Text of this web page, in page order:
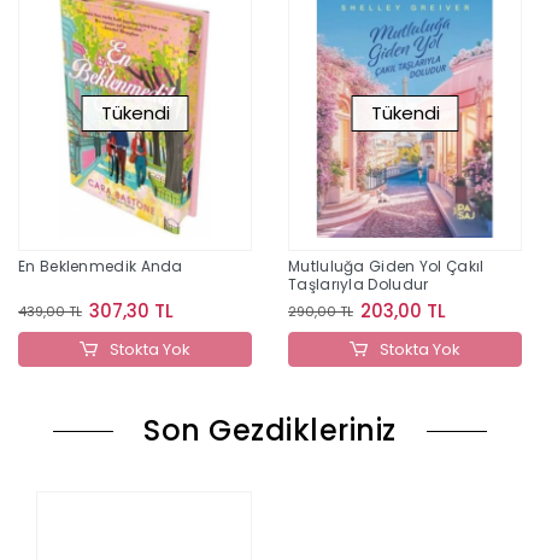
Tükendi
En Beklenmedik Anda
439,00 TL 307,30 TL
Stokta Yok
Tükendi
Mutluluğa Giden Yol Çakıl
Taşlarıyla Doludur
290,00 TL 203,00 TL
Stokta Yok
Son Gezdikleriniz